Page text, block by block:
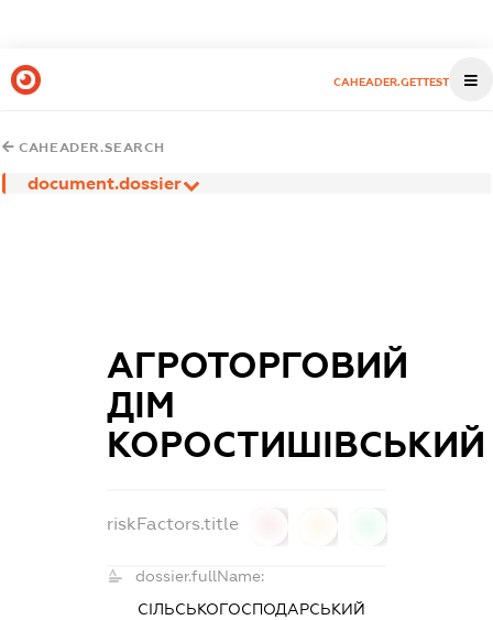
CAHEADER.GETTEST
CAHEADER.SEARCH
document.dossier
АГРОТОРГОВИЙ
ДІМ
КОРОСТИШІВСЬКИЙ
riskFactors.title
dossier.fullName:
СІЛЬСЬКОГОСПОДАРСЬКИЙ